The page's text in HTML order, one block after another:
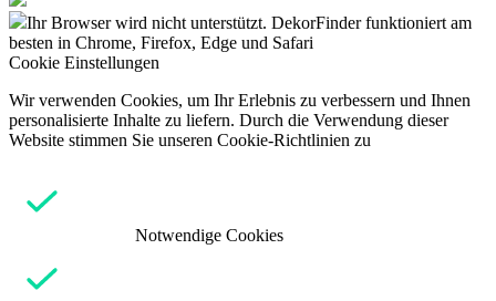
Ihr Browser wird nicht unterstützt. DekorFinder funktioniert am
besten in Chrome, Firefox, Edge und Safari
Cookie Einstellungen
Wir verwenden Cookies, um Ihr Erlebnis zu verbessern und Ihnen
personalisierte Inhalte zu liefern. Durch die Verwendung dieser
Website stimmen Sie unseren Cookie-Richtlinien zu
Notwendige Cookies